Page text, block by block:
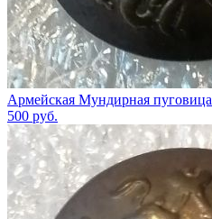
Армейская Мундирная
500 руб.